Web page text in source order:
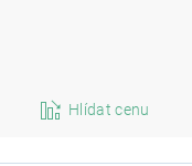
Hlídat cenu